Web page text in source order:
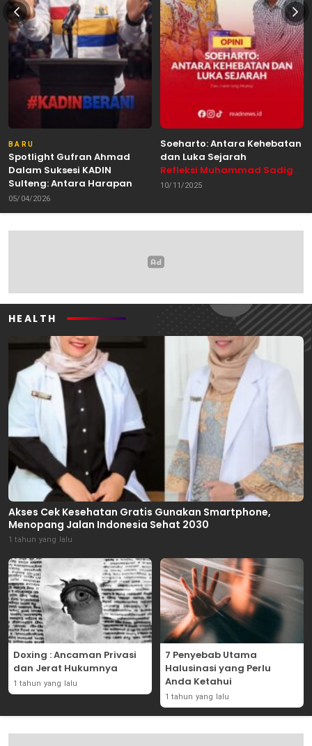
BARU
Spotlight Gufran Ahmad
Dalam Suksesi KADIN
Sulteng: Antara Harapan
dan Kebutuhan Perubahan
05/04/2026
Soeharto: Antara Kehebatan
dan Luka Sejarah
Refleksi Muhammad Sadig
Alhabsyie, Akademisi UIN
10/11/2025
HEALTH
Akses Cek Kesehatan Gratis Gunakan Smartphone,
Menopang Jalan Indonesia Sehat 2030
1 tahun yang lalu
Doxing : Ancaman Privasi
dan Jerat Hukumnya
1 tahun yang lalu
7 Penyebab Utama
Halusinasi yang Perlu
Anda Ketahui
1 tahun yang lalu